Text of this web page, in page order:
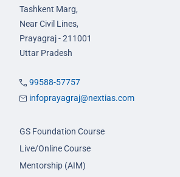
Tashkent Marg,
Near Civil Lines,
Prayagraj - 211001
Uttar Pradesh
99588-57757
infoprayagraj@nextias.com
GS Foundation Course
Live/Online Course
Mentorship (AIM)